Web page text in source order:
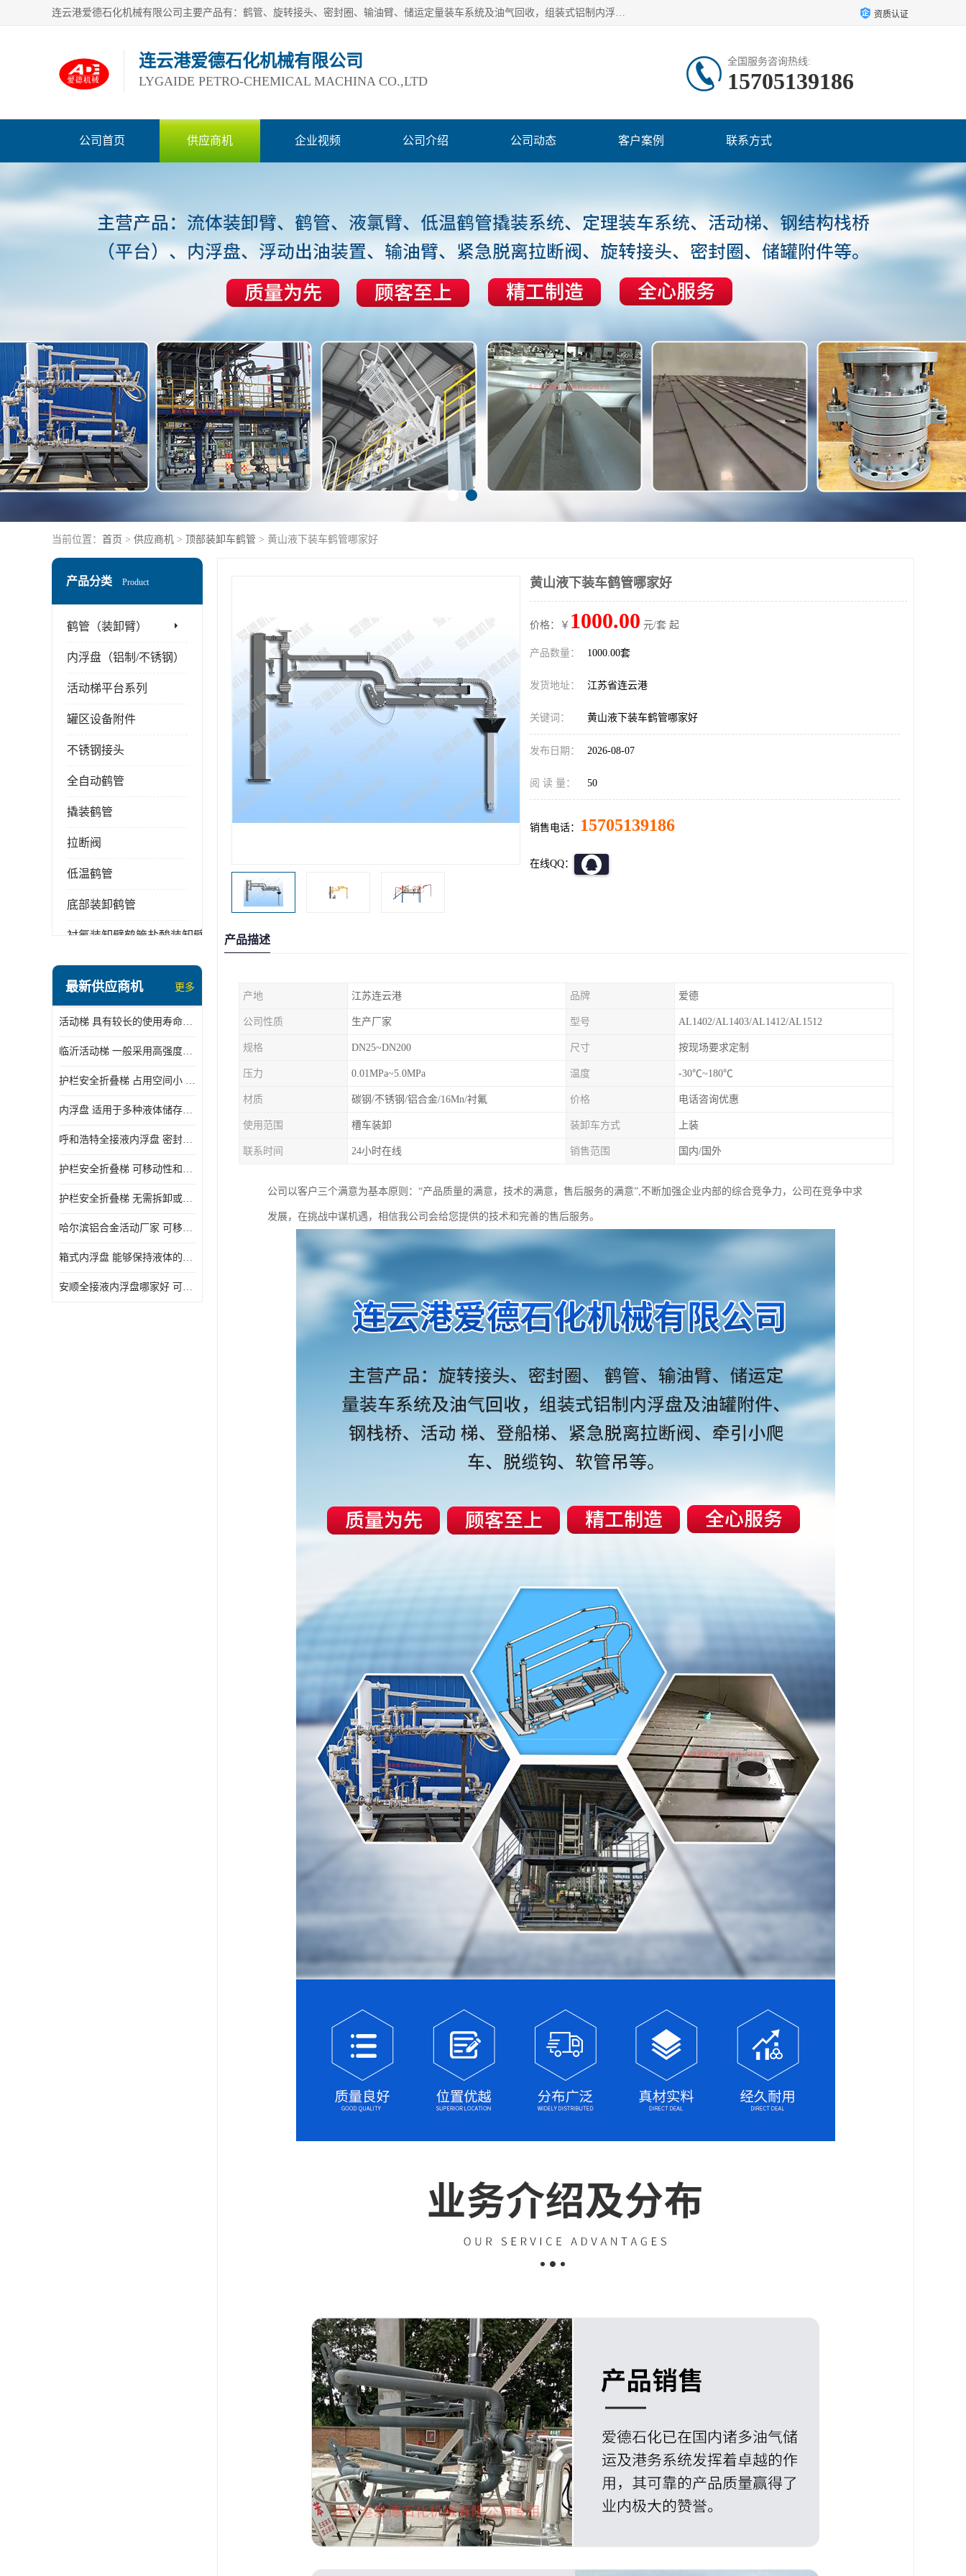
连云港爱德石化机械有限公司主要产品有：鹤管、旋转接头、密封圈、输油臂、储运定量装车系统及油气回收，组装式铝制内浮盘及油罐附件、钢结构栈桥/平台、活动梯、紧急脱离拉断阀等。完备的制造和检测手段以及高素质的员工确保了产品的质量。 资质认证
连云港爱德石化机械有限公司
LYGAIDE PETRO-CHEMICAL MACHINA CO.,LTD
全国服务咨询热线:
15705139186
公司首页 供应商机 企业视频 公司介绍 公司动态 客户案例 联系方式
当前位置： 首页 > 供应商机 > 顶部装卸车鹤管 > 黄山液下装车鹤管哪家好
产品分类 Product
鹤管（装卸臂）
内浮盘（铝制/不锈钢）
活动梯平台系列
罐区设备附件
不锈钢接头
全自动鹤管
撬装鹤管
拉断阀
低温鹤管
底部装卸鹤管
衬氟装卸臂鹤管盐酸装卸臂
顶部装卸车鹤管
液氨液化气鹤管
定量装车系统
最新供应商机 更多
活动梯 具有较长的使用寿命和耐用性 一般采用高强度材料制造
临沂活动梯 一般采用高强度材料制造 可以用于多种不同的任务
护栏安全折叠梯 占用空间小 方便存放和搬运
内浮盘 适用于多种液体储存和运输 能够降低运输成本和维护成本
呼和浩特全接液内浮盘 密封性能好 有效保护液体质量
护栏安全折叠梯 可移动性和安全性较高 占用空间小
护栏安全折叠梯 无需拆卸或重新安装 占用空间小
哈尔滨铝合金活动厂家 可移动性和安全性较高 占用空间小
箱式内浮盘 能够保持液体的密闭状态 适用于多种液体储存和运输
安顺全接液内浮盘哪家好 可以自动上下浮动 密封性能好
黄山液下装车鹤管哪家好
价格：￥ 1000.00 元/套 起
产品数量： 1000.00套
发货地址： 江苏省连云港
关键词： 黄山液下装车鹤管哪家好
发布日期： 2026-08-07
阅 读 量： 50
销售电话： 15705139186
在线QQ：
产品描述
产地 江苏连云港 品牌 爱德
公司性质 生产厂家 型号 AL1402/AL1403/AL1412/AL1512
规格 DN25~DN200 尺寸 按现场要求定制
压力 0.01MPa~5.0MPa 温度 -30℃~180℃
材质 碳钢/不锈钢/铝合金/16Mn/衬氟 价格 电话咨询优惠
使用范围 槽车装卸 装卸车方式 上装
联系时间 24小时在线 销售范围 国内/国外
公司以客户三个满意为基本原则：“产品质量的满意，技术的满意，售后服务的满意”,不断加强企业内部的综合竞争力，公司在竞争中求
发展，在挑战中谋机遇，相信我公司会给您提供的技术和完善的售后服务。